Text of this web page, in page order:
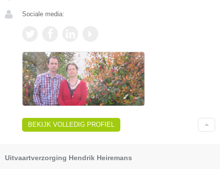
Sociale media:
BEKIJK VOLLEDIG PROFIEL
Uitvaartverzorging Hendrik Heiremans